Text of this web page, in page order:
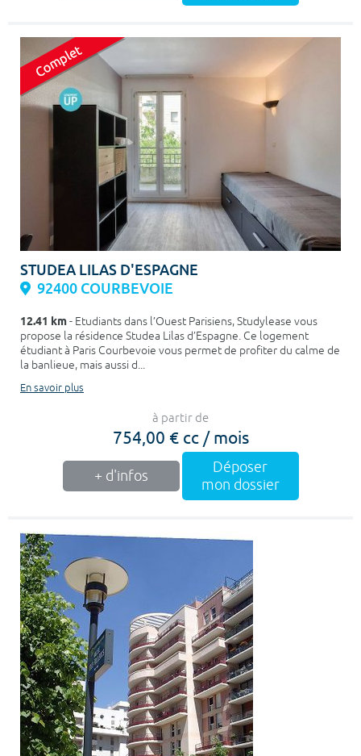
STUDEA LILAS D'ESPAGNE
92400 COURBEVOIE
12.41 km- Etudiants dans l’Ouest Parisiens, Studylease vous
propose la résidence Studea Lilas d’Espagne. Ce logement
étudiant à Paris Courbevoie vous permet de profiter du calme de
la banlieue, mais aussi d...
En savoir plus
à partir de
754,00 € cc / mois
+ d'infos
Déposer
mon dossier